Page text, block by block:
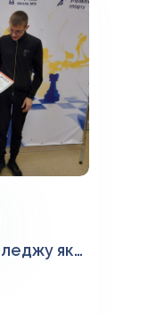
Вітаємо команду коледжу яка посіла 3 місце з шахів!